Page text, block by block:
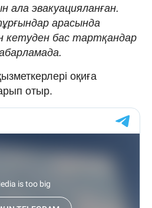
ала эвакуацияланған.
арасында
кетуден бас тартқандар
оқиға
отыр.